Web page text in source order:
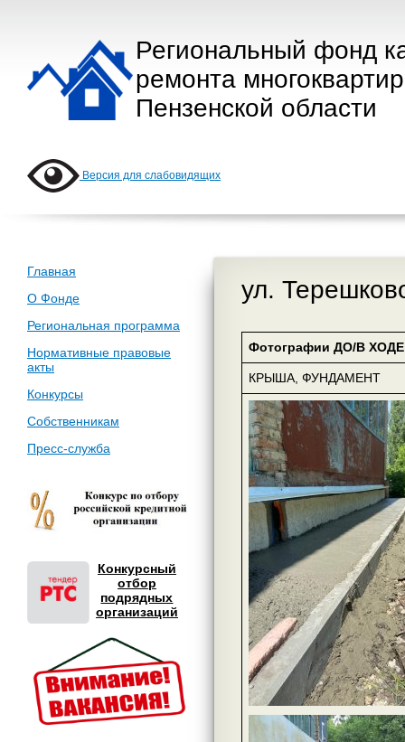
Региональный фонд
ремонта
Пензенской области
Версия для слабовидящих
Главная
О Фонде
Региональная программа
Нормативные правовые
акты
Конкурсы
Собственникам
Пресс-служба
Конкурсный
отбор
подрядных
организаций
ул.
Фотографии ДО/В ХОДЕ
КРЫША, ФУНДАМЕНТ